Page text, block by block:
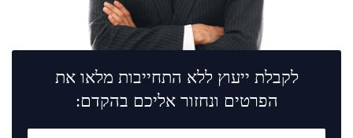
לקבלת ייעוץ ללא התחייבות מלאו את
הפרטים ונחזור אליכם בהקדם: